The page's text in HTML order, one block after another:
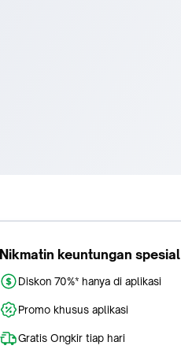
Nikmatin keuntungan
Diskon 70%* hanya di aplikasi
Promo khusus aplikasi
Gratis Ongkir tiap hari